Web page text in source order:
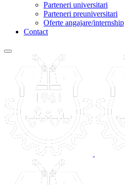
Parteneri universitari
Parteneri preuniversitari
Oferte angajare/internship
Contact